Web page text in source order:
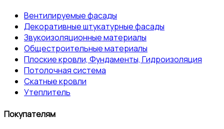
Вентилируемые фасады
Декоративные штукатурные фасады
Звукоизоляционные материалы
Общестроительные материалы
Плоские кровли, Фундаменты, Гидроизоляция
Потолочная система
Скатные кровли
Утеплитель
Покупателям